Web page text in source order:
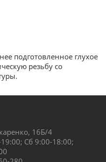
подготовленное глухое
резьбу со
16Б/4
Сб 9:00-18:00;